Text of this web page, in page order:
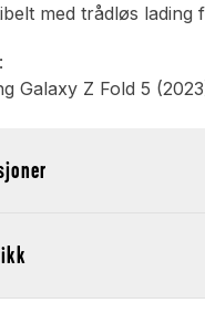
med trådløs lading
Galaxy Z Fold 5